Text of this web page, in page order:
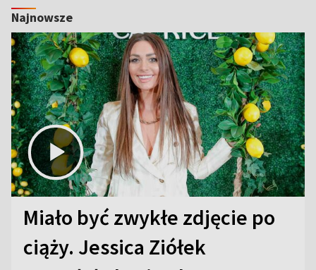
Najnowsze
Miało być zwykłe zdjęcie po
ciąży. Jessica Ziółek